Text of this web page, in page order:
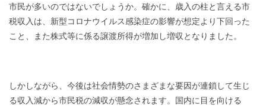
市民が多いのではないでしょうか。確かに、歳入の柱と言える市
税収入は、新型コロナウイルス感染症の影響が想定より下回った
こと、また株式等に係る譲渡所得が増加し増収となりました。
しかしながら、今後は社会情勢のさまざまな要因が連鎖して生じ
る収入減から市民税の減収が懸念されます。国内に目を向ける